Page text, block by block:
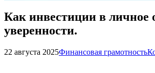
Как инвестиции в личное
уверенности.
22 августа 2025Финансовая грамотность